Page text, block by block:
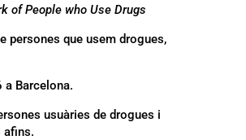
of People who Use Drugs
persones que usem drogues,
a Barcelona.
usuàries de drogues i
afins.